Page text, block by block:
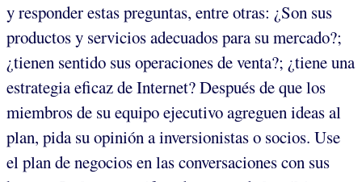
y responder estas preguntas, entre otras: ¿Son sus
productos y servicios adecuados para su mercado?;
¿tienen sentido sus operaciones de venta?; ¿tiene una
estrategia eficaz de Internet? Después de que los
miembros de su equipo ejecutivo agreguen ideas al
plan, pida su opinión a inversionistas o socios. Use
el plan de negocios en las conversaciones con sus